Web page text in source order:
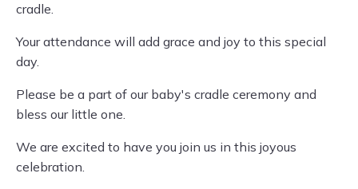
cradle.
Your attendance will add grace and joy to this special
day.
Please be a part of our baby's cradle ceremony and
bless our little one.
We are excited to have you join us in this joyous
celebration.